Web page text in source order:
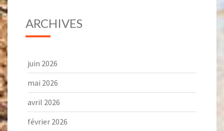
ARCHIVES
juin 2026
mai 2026
avril 2026
février 2026